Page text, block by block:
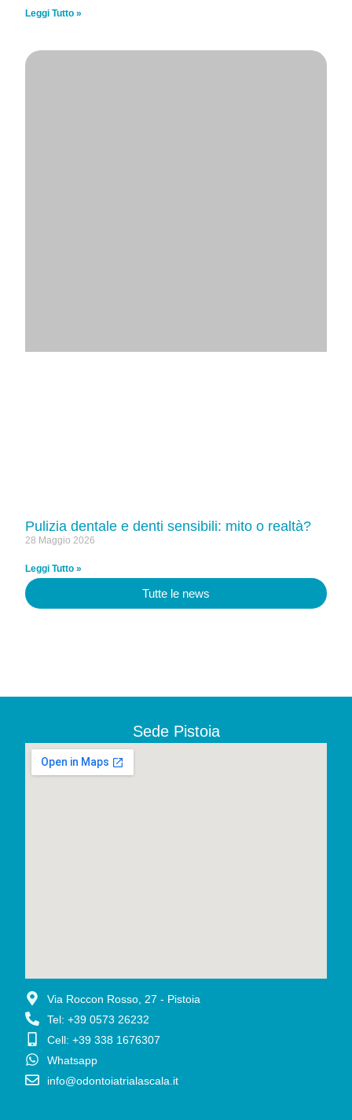
Leggi Tutto »
Pulizia dentale e denti sensibili: mito o realtà?
28 Maggio 2026
Leggi Tutto »
Tutte le news
Sede Pistoia
Via Roccon Rosso, 27 - Pistoia
Tel: +39 0573 26232
Cell: +39 338 1676307
Whatsapp
info@odontoiatrialascala.it